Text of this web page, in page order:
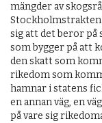
mängder av
sig att det beror på
som bygger på att
den skatt som
rikedom som
hamnar i statens
en annan väg, en
på vare sig